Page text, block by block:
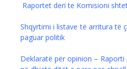
Raportet deri te Komisioni
Shqyrtimi i listave të arritura të
paguar politik
Deklaratë për opinion –